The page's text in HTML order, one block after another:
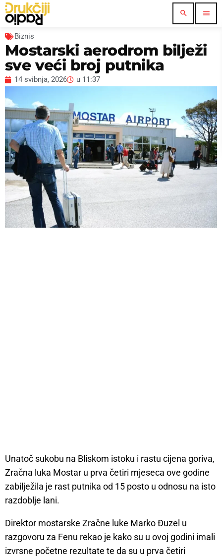
search menu
Biznis
Mostarski aerodrom bilježi
sve veći broj putnika
14 svibnja, 2026 u 11:37
Unatoč sukobu na Bliskom istoku i rastu cijena goriva,
Zračna luka Mostar u prva četiri mjeseca ove godine
zabilježila je rast putnika od 15 posto u odnosu na isto
razdoblje lani.
Direktor mostarske Zračne luke Marko Đuzel u
razgovoru za Fenu rekao je kako su u ovoj godini imali
izvrsne početne rezultate te da su u prva četiri